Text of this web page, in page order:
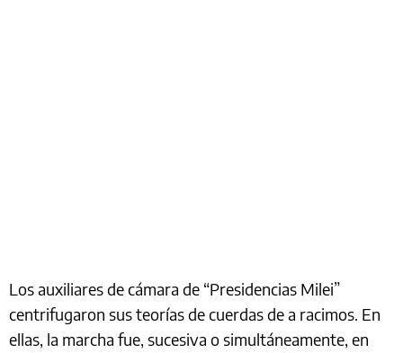
Los auxiliares de cámara de “Presidencias Milei”
centrifugaron sus teorías de cuerdas de a racimos. En
ellas, la marcha fue, sucesiva o simultáneamente, en